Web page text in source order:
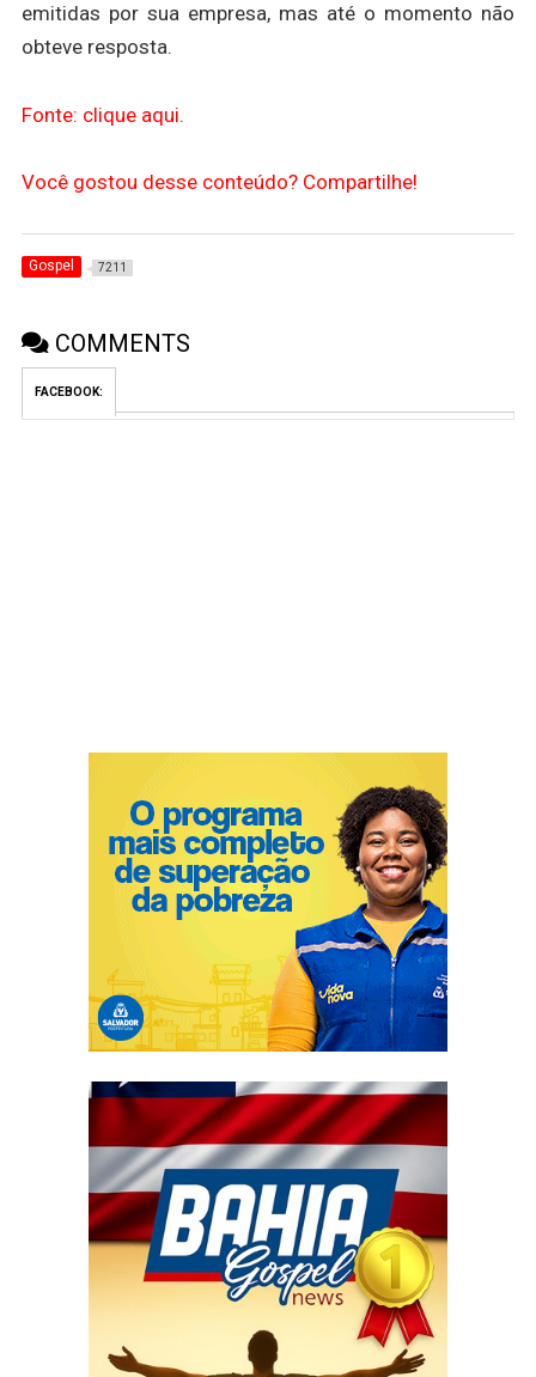
emitidas por sua empresa, mas até o momento não
obteve resposta.
Fonte: clique aqui.
Você gostou desse conteúdo? Compartilhe!
Gospel 7211
COMMENTS
FACEBOOK: